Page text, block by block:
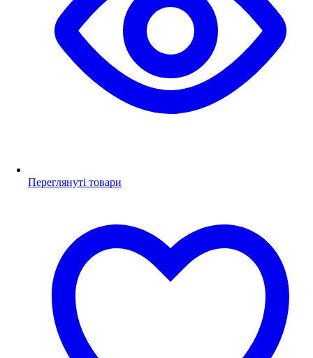
Переглянуті товари